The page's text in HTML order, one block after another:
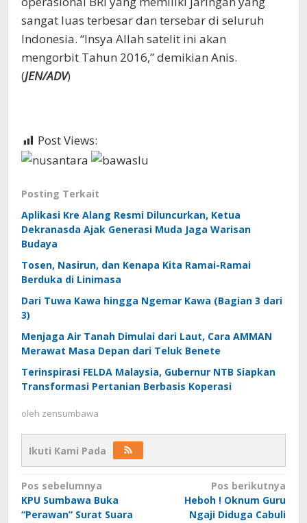
sangat luas terbesar dan tersebar di seluruh
Indonesia. “Insya Allah satelit ini akan
mengorbit Tahun 2016,” demikian Anis.
(JEN/ADV)
Post Views:
Posting Terkait
Aplikasi Kre Alang Resmi Diluncurkan, Ketua
Dekranasda Ajak Generasi Muda Jaga Warisan
Budaya
Tosen, Nasirun, dan Kenapa Kita Ramai-Ramai
Berduka di Linimasa
Dari Tuwa Kawa hingga Ngemar Kawa (Bagian 3 dari
3)
Menjaga Air Tanah Dimulai dari Laut, Cara AMMAN
Merawat Masa Depan dari Teluk Benete
Terinspirasi FELDA Malaysia, Gubernur NTB Siapkan
Transformasi Pertanian Berbasis Koperasi
oleh zensumbawa
Ikuti Kami Pada
Navigasi
pos
Pos sebelumnya
KPU Sumbawa Buka
“Perawan” Surat Suara
Pos berikutnya
Heboh ! Oknum Guru
Ngaji Diduga Cabuli